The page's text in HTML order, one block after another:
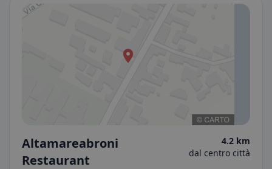
Altamareabroni
Restaurant
4.2 km
dal centro città